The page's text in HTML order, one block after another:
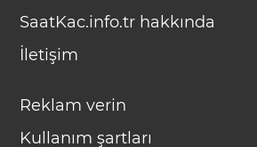
SaatKac.info.tr hakkında
İletişim
Reklam verin
Kullanım şartları